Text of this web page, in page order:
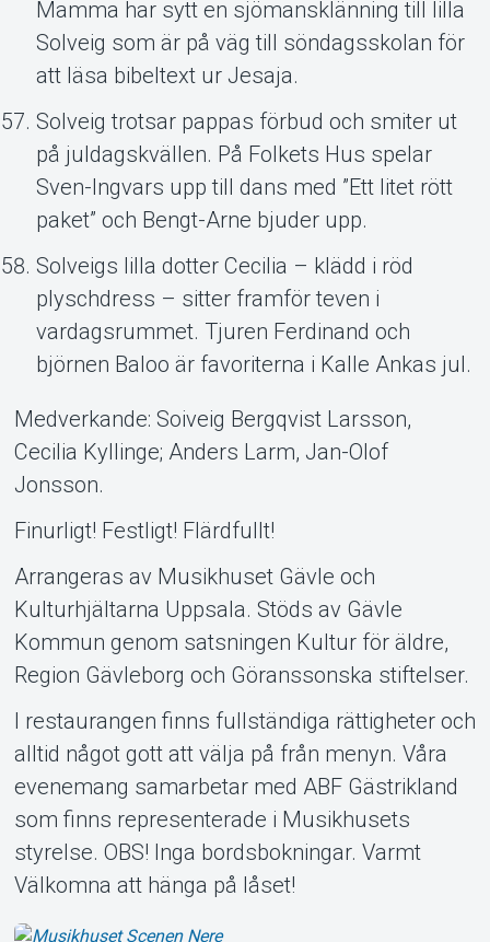
Om Tickster
Mamma har sytt en sjömansklänning till lilla
Solveig som är på väg till söndagsskolan för
att läsa bibeltext ur Jesaja.
Solveig trotsar pappas förbud och smiter ut
på juldagskvällen. På Folkets Hus spelar
Sven-Ingvars upp till dans med ”Ett litet rött
paket” och Bengt-Arne bjuder upp.
Solveigs lilla dotter Cecilia – klädd i röd
plyschdress – sitter framför teven i
vardagsrummet. Tjuren Ferdinand och
björnen Baloo är favoriterna i Kalle Ankas jul.
Medverkande: Soiveig Bergqvist Larsson,
Cecilia Kyllinge; Anders Larm, Jan-Olof
Jonsson.
Finurligt! Festligt! Flärdfullt!
Arrangeras av Musikhuset Gävle och
Kulturhjältarna Uppsala. Stöds av Gävle
Kommun genom satsningen Kultur för äldre,
Region Gävleborg och Göranssonska stiftelser.
I restaurangen finns fullständiga rättigheter och
alltid något gott att välja på från menyn. Våra
evenemang samarbetar med ABF Gästrikland
som finns representerade i Musikhusets
styrelse. OBS! Inga bordsbokningar. Varmt
Välkomna att hänga på låset!